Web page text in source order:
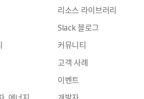
리소스 라이브러리
Slack 블로그
커뮤니티
고객 사례
이벤트